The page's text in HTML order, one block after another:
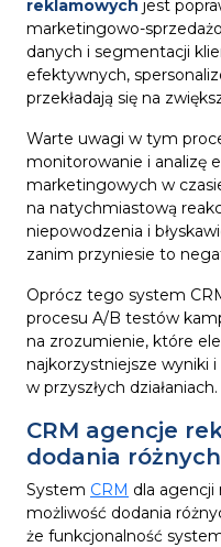
reklamowych jest
marketingowo-
danych i segmentacji
efektywnych,
przekładają się na
Warte uwagi w tym
monitorowanie i analizę
marketingowych w
na natychmiastową
niepowodzenia i
zanim przyniesie to
Oprócz tego system
procesu A/B testów
na zrozumienie, które
najkorzystniejsze wyniki
w przyszłych działaniach.
CRM agencje
dodania
System CRM dla
możliwość dodania
że funkcjonalność